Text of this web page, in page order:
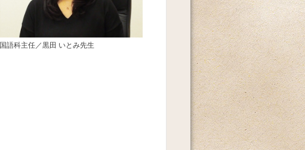
国語科主任／黒田 いとみ先生